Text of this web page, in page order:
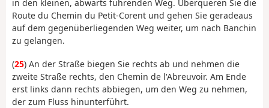
in den kleinen, abwärts führenden Weg. Überqueren Sie die
Route du Chemin du Petit-Corent und gehen Sie geradeaus
auf dem gegenüberliegenden Weg weiter, um nach Banchin
zu gelangen.
(25) An der Straße biegen Sie rechts ab und nehmen die
zweite Straße rechts, den Chemin de l'Abreuvoir. Am Ende
erst links dann rechts abbiegen, um den Weg zu nehmen,
der zum Fluss hinunterführt.